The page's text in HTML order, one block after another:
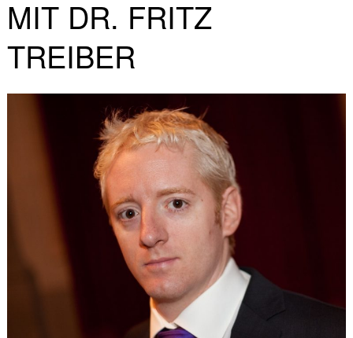
PARTNER*INNEN
ANGEBOTE
MIT DR. FRITZ
TREIBER